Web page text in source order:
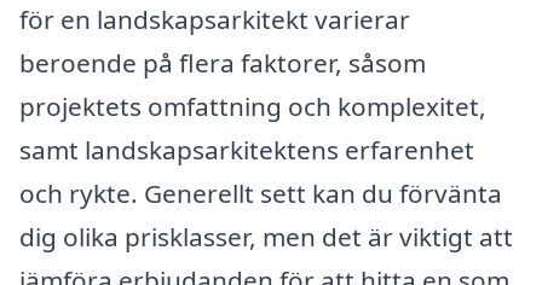
för en landskapsarkitekt varierar
beroende på flera faktorer, såsom
projektets omfattning och komplexitet,
samt landskapsarkitektens erfarenhet
och rykte. Generellt sett kan du förvänta
dig olika prisklasser, men det är viktigt att